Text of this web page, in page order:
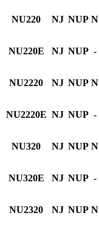
NU220 NJ NUP N
NU220E NJ NUP -
NU2220 NJ NUP N
NU2220E NJ NUP -
NU320 NJ NUP N
NU320E NJ NUP -
NU2320 NJ NUP N